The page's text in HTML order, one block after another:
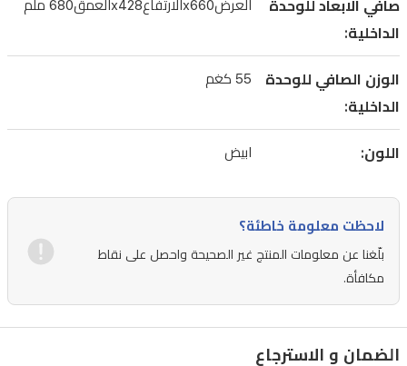
صافي الابعاد للوحدة
الداخلية:
العرضx660الارتفاعx428العمق680 ملم
الوزن الصافي للوحدة
الداخلية:
55 كغم
اللون: ابيض
لاحظت معلومة خاطئة؟
بلّغنا عن معلومات المنتج غير الصحيحة واحصل على نقاط
مكافأة.
الضمان و الاسترجاع